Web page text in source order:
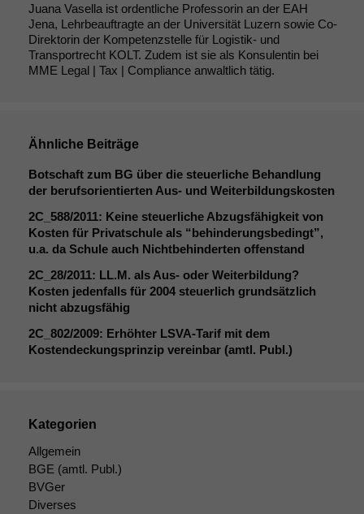
Juana Vasella ist ordentliche Professorin an der EAH
Jena, Lehrbeauftragte an der Universität Luzern sowie Co-
Direktorin der Kompetenzstelle für Logistik- und
Transportrecht KOLT. Zudem ist sie als Konsulentin bei
MME Legal | Tax | Compliance anwaltlich tätig.
Ähnliche Beiträge
Botschaft zum BG über die steuerliche Behandlung
der berufsorientierten Aus- und Weiterbildungskosten
2C_588/2011: Keine steuerliche Abzugsfähigkeit von
Kosten für Privatschule als “behinderungsbedingt”,
u.a. da Schule auch Nichtbehinderten offenstand
2C_28/2011: LL.M. als Aus- oder Weiterbildung?
Kosten jedenfalls für 2004 steuerlich grundsätzlich
nicht abzugsfähig
2C_802/2009: Erhöhter LSVA-Tarif mit dem
Kostendeckungsprinzip vereinbar (amtl. Publ.)
Kategorien
Allgemein
BGE (amtl. Publ.)
BVGer
Diverses